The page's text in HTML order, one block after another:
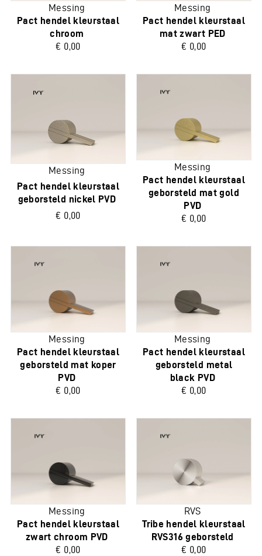
Messing
Pact hendel kleurstaal
chroom
€ 0,00
Messing
Pact hendel kleurstaal
mat zwart PED
€ 0,00
Messing
Pact hendel kleurstaal
geborsteld nickel PVD
€ 0,00
Messing
Pact hendel kleurstaal
geborsteld mat gold
PVD
€ 0,00
Messing
Pact hendel kleurstaal
geborsteld mat koper
PVD
€ 0,00
Messing
Pact hendel kleurstaal
geborsteld metal
black PVD
€ 0,00
Messing
Pact hendel kleurstaal
zwart chroom PVD
€ 0,00
RVS
Tribe hendel kleurstaal
RVS316 geborsteld
€ 0,00